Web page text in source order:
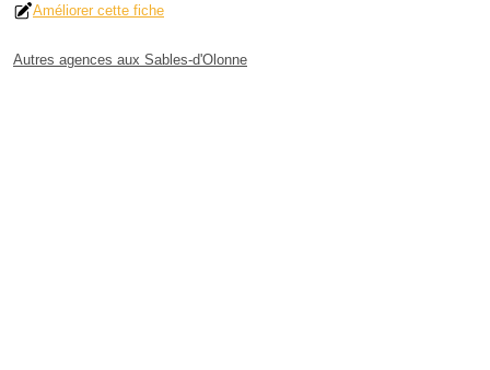
Améliorer cette fiche
Autres agences aux Sables-d'Olonne